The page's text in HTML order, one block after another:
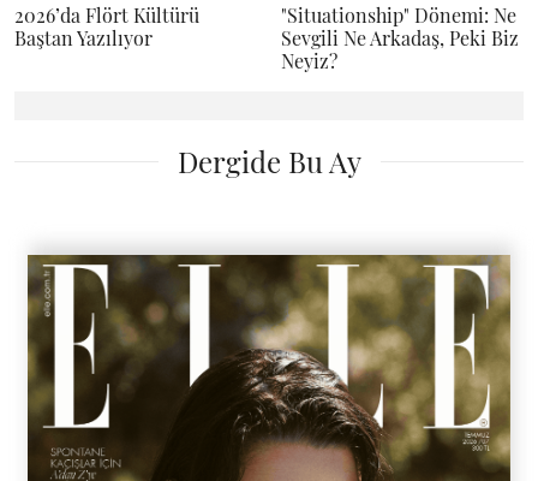
2026’da Flört Kültürü
Baştan Yazılıyor
"Situationship" Dönemi: Ne
Sevgili Ne Arkadaş, Peki Biz
Neyiz?
Dergide Bu Ay